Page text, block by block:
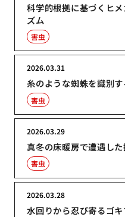
科学的根拠に基づくヒ
ズム
害虫
糸のような蜘蛛を識別
2026.03.31
害虫
真冬の床暖房で遭遇し
2026.03.29
害虫
水回りから忍び寄るゴ
2026.03.28